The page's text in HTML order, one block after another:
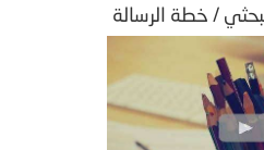
/ خطة الرسالة